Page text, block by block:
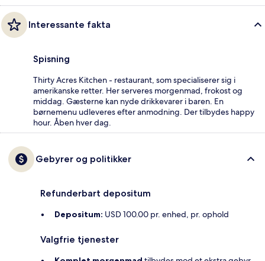
Interessante fakta
Spisning
Thirty Acres Kitchen - restaurant, som specialiserer sig i
amerikanske retter. Her serveres morgenmad, frokost og
middag. Gæsterne kan nyde drikkevarer i baren. En
børnemenu udleveres efter anmodning. Der tilbydes happy
hour. Åben hver dag.
Gebyrer og politikker
Refunderbart depositum
Depositum: USD 100.00 pr. enhed, pr. ophold
Valgfrie tjenester